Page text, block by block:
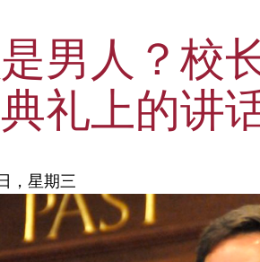
男人？校
礼上的讲
，星期三